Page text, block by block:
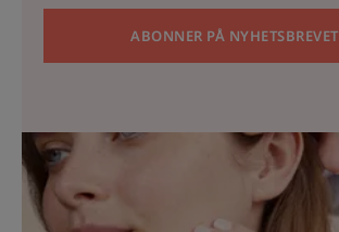
ABONNER PÅ NYHETSBREVET